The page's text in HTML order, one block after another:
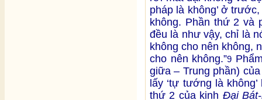
pháp là không’ ở
không. Phần thứ 2 và
đều là như vậy, chỉ là
không cho nên không,
cho nên không.”9
giữa – Trung phần)
lấy ‘tự tướng là
thứ 2 của kinh Đại